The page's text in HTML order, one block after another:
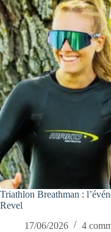
Triathlon Breathman :
Revel
17/06/2026
4